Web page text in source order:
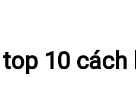
10